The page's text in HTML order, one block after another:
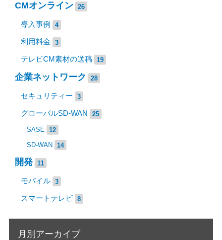
CMオンライン 26
導入事例 4
利用料金 3
テレビCM素材の送稿 19
企業ネットワーク 28
セキュリティー 3
グローバルSD-WAN 25
SASE 12
SD-WAN 14
開発 11
モバイル 3
スマートテレビ 8
月別アーカイブ